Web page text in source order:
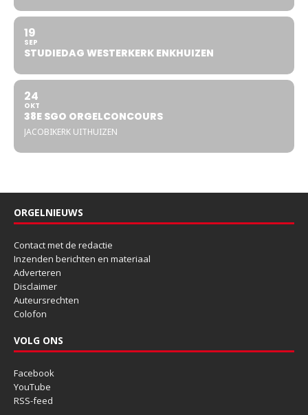
19
SEP
STUDIEDAG WESTERKERK ENKHUIZEN
24
OKT
38E SGO ORGELCONCOURS
JACOBIKERK UITHUIZEN
ORGELNIEUWS
Contact met de redactie
Inzenden berichten en materiaal
Adverteren
Disclaimer
Auteursrechten
Colofon
VOLG ONS
Facebook
YouTube
RSS-feed